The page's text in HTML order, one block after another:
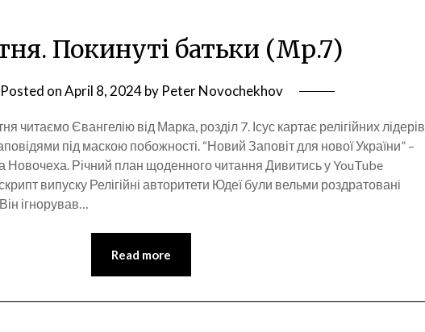
Покинуті батьки (Мр.7)
Posted onApril 8, 2024by Peter Novochekhov
читаємо Євангелію від Марка, розділ 7. Ісус картає релігійних лідерів
під маскою побожності. “Новий Заповіт для нової України” –
Річний план щоденного читання Дивитись у YouTube
випуску Релігійні авторитети Юдеї були вельми роздратовані
ігнорував…
Read more